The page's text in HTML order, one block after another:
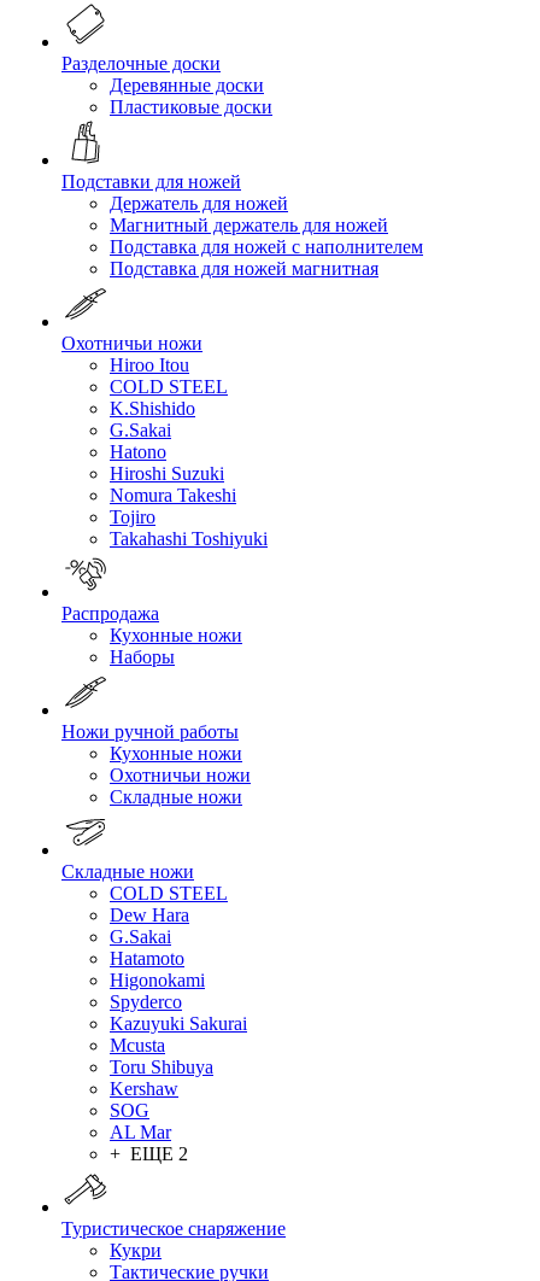
Разделочные доски
Деревянные доски
Пластиковые доски
Подставки для ножей
Держатель для ножей
Магнитный держатель для ножей
Подставка для ножей с наполнителем
Подставка для ножей магнитная
Охотничьи ножи
Hiroo Itou
COLD STEEL
K.Shishido
G.Sakai
Hatono
Hiroshi Suzuki
Nomura Takeshi
Tojiro
Takahashi Toshiyuki
Распродажа
Кухонные ножи
Наборы
Ножи ручной работы
Кухонные ножи
Охотничьи ножи
Складные ножи
Складные ножи
COLD STEEL
Dew Hara
G.Sakai
Hatamoto
Higonokami
Spyderco
Kazuyuki Sakurai
Mcusta
Toru Shibuya
Kershaw
SOG
AL Mar
+ ЕЩЕ 2
Туристическое снаряжение
Кукри
Тактические ручки